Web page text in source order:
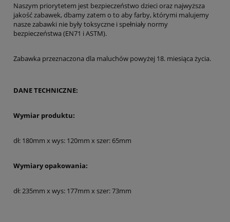
Naszym priorytetem jest bezpieczeństwo dzieci oraz najwyższa
jakość zabawek, dbamy zatem o to aby farby, którymi malujemy
nasze zabawki nie były toksyczne i spełniały normy
bezpieczeństwa (EN71 i ASTM).
Zabawka przeznaczona dla maluchów powyżej 18. miesiąca życia.
DANE TECHNICZNE:
Wymiar produktu:
dł: 180mm x wys: 120mm x szer: 65mm
Wymiary opakowania:
dł: 235mm x wys: 177mm x szer: 73mm